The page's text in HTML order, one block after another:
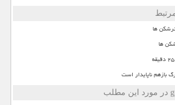
ها
ها
بازهم ناپایدار است